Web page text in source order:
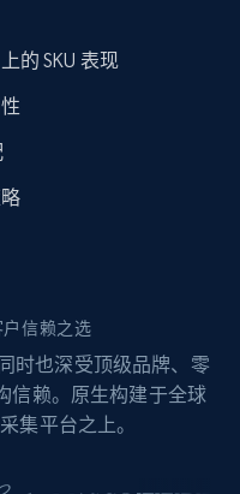
的 SKU 表现
信赖之选
时也深受顶级品牌、零
信赖。原生构建于全球
集平台之上。